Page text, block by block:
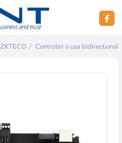
ZKTECO / Controler o usa